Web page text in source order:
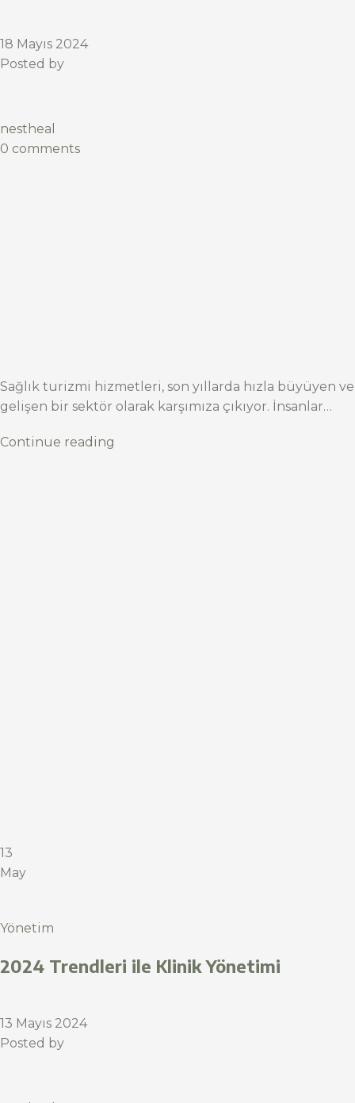
18 Mayıs 2024
Posted by
nestheal
0 comments
Sağlık turizmi hizmetleri, son yıllarda hızla büyüyen ve
gelişen bir sektör olarak karşımıza çıkıyor. İnsanlar…
Continue reading
13
May
Yönetim
2024 Trendleri ile Klinik Yönetimi
13 Mayıs 2024
Posted by